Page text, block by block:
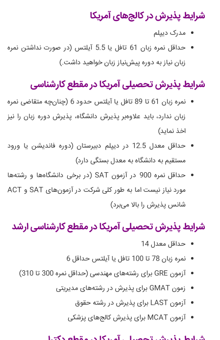
شرایط پذیرش در کالج‌های آمریکا
مدرک دیپلم
حداقل نمره زبان 61 تافل یا 5.5 آیلتس (در صورت نداشتن نمره
زبان نیاز به دوره پیش‌نیاز زبان خواهید داشت.)
شرایط پذیرش تحصیلی آمریکا در مقطع کارشناسی
نمره زبان 61 تا 89 تافل یا آیلتس حدود 6 (چنان‌چه متقاضی نمره
زبان ندارد، باید علاوه‌بر پذیرش دانشگاه، پذیرش دوره زبان را نیز
اخذ نماید)
حداقل معدل 12.5 در دیپلم دبیرستان (دوره فاندیشن یا ورود
مستقیم به دانشگاه به معدل بستگی دارد)
حداقل نمره 900 در آزمون SAT (در برخی دانشگاه‌ها و رشته‌ها
مورد نیاز نیست اما به طور کلی شرکت در آزمون‌های SAT و ACT
شانس پذیرش را بالا می‌برد)
شرایط پذیرش تحصیلی آمریکا در مقطع کارشناسی ارشد
حداقل معدل 14
نمره زبان 78 تا 100 تافل یا آیلتس حداقل 6
آزمون GRE برای رشته‌های مهندسی (حداقل نمره 300 تا 310)
زمون GMAT برای پذیرش در رشته‌های مدیریتی
آزمون LAST برای پذیرش در رشته حقوق
آزمون MCAT برای پذیرش کالج‌های پزشکی